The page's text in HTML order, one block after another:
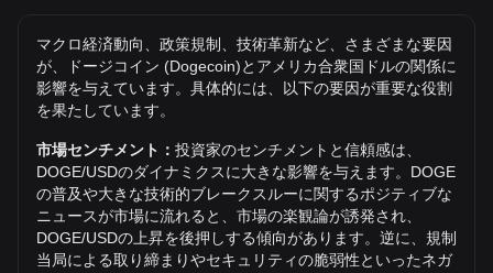
だわかりません。
USDでのドージコイン (Dogecoin)の価格動向は？
過去7日間で、ドージコイン (Dogecoin)（DOGE）の交換レ
ートは0.16%下落しました。 先月、ドージコイン
(Dogecoin)（DOGE）の交換レートは、アメリカ合衆国ドル
（USD）に対して3.04%下落しました。
マクロ経済動向、政策規制、技術革新など、さまざまな要因
が、ドージコイン (Dogecoin)とアメリカ合衆国ドルの関係に
影響を与えています。具体的には、以下の要因が重要な役割
を果たしています。
市場センチメント： 投資家のセンチメントと信頼感は、
DOGE/USDのダイナミクスに大きな影響を与えます。DOGE
の普及や大きな技術的ブレークスルーに関するポジティブな
ニュースが市場に流れると、市場の楽観論が誘発され、
DOGE/USDの上昇を後押しする傾向があります。逆に、規制
当局による取り締まりやセキュリティの脆弱性といったネガ